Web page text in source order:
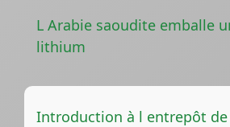
L Arabie saoudite emballe
lithium
Introduction à l entrepôt